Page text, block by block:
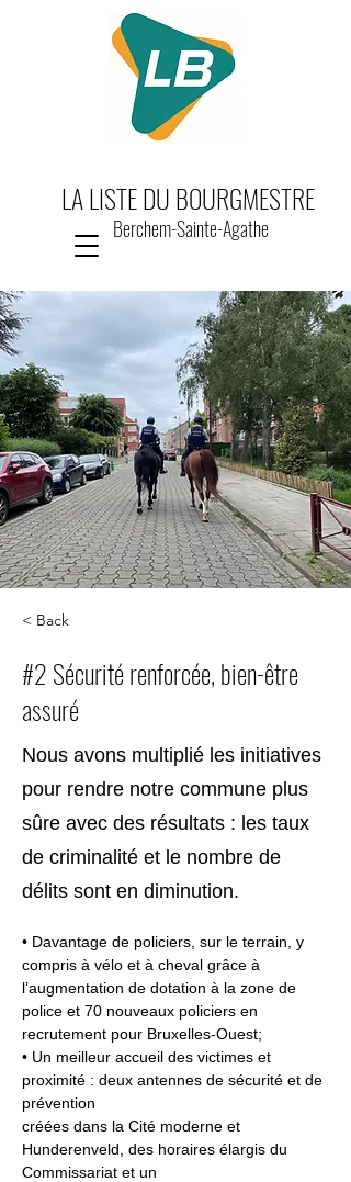
LA LISTE DU BOURGMESTRE
Berchem-Sainte-Agathe
< Back
#2 Sécurité renforcée, bien-être
assuré
Nous avons multiplié les initiatives
pour rendre notre commune plus
sûre avec des résultats : les taux
de criminalité et le nombre de
délits sont en diminution.
• Davantage de policiers, sur le terrain, y
compris à vélo et à cheval grâce à
l’augmentation de dotation à la zone de
police et 70 nouveaux policiers en
recrutement pour Bruxelles-Ouest;
• Un meilleur accueil des victimes et
proximité : deux antennes de sécurité et de
prévention
créées dans la Cité moderne et
Hunderenveld, des horaires élargis du
Commissariat et un